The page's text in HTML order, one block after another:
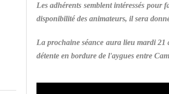
Les adhérents semblent intéressés pour
disponibilité des animateurs, il sera
La prochaine séance aura lieu mardi
détente en bordure de l'aygues entre